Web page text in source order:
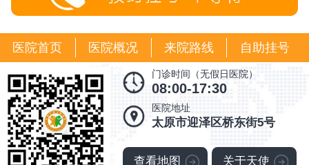
医院首页 医院概况 来院路线 自助挂号
门诊时间（无假日医院）
08:00-17:30
医院地址
太原市迎泽区桥东街5号
查看地图 关于天使